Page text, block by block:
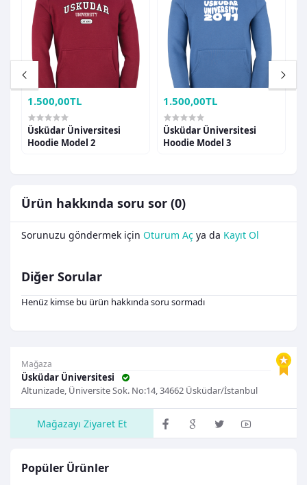
Mağaza
Üsküdar Üniversitesi
Altunizade, Üniversite Sok. No:14, 34662 Üsküdar/İstanbul
Mağazayı Ziyaret Et
Popüler Ürünler
1.500,00TL
Üsküdar Üniversitesi
Hoodie Model 2
1.500,00TL
Üsküdar Üniversitesi
Hoodie Model 3
Ürün hakkında soru sor (0)
Sorunuzu göndermek için Oturum Aç ya da Kayıt Ol
Diğer Sorular
Henüz kimse bu ürün hakkında soru sormadı